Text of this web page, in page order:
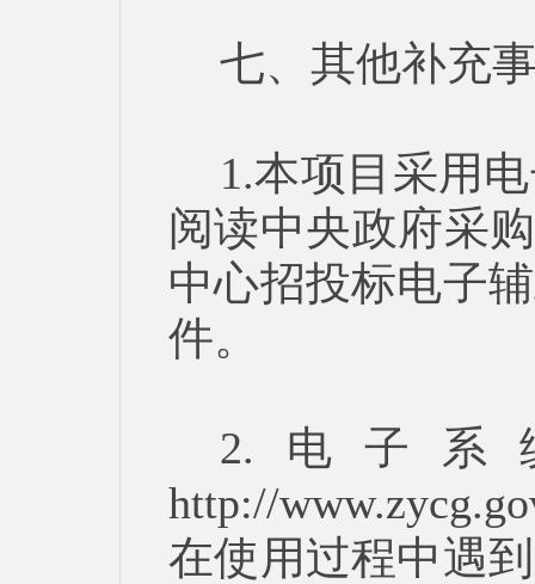
七、其他补充
1.本项目采用
阅读中央政府采
中心招投标电子
件。
2.电子系
http://
在使用过程中遇